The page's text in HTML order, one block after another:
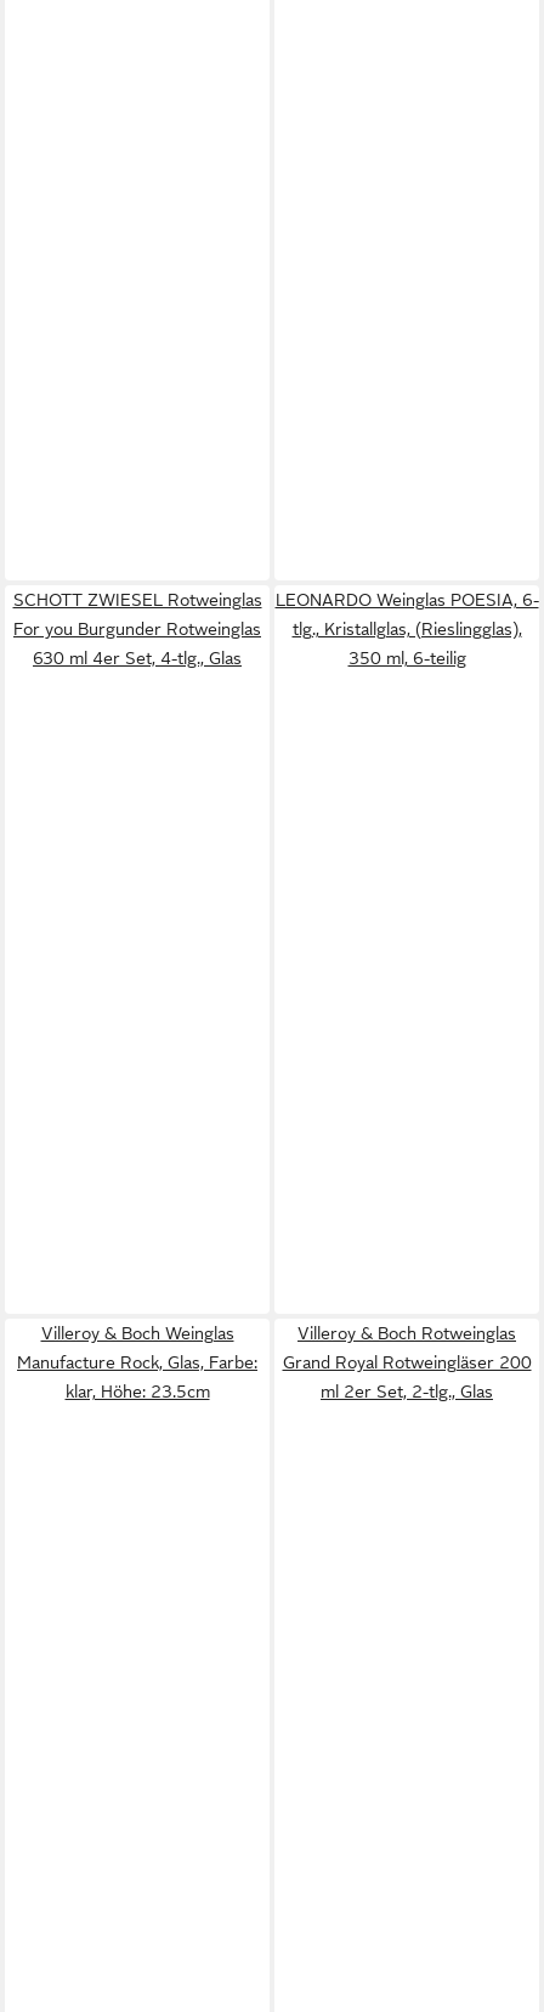
SCHOTT ZWIESEL Rotweinglas
For you Burgunder Rotweinglas
630 ml 4er Set, 4-tlg., Glas
LEONARDO Weinglas POESIA, 6-
tlg., Kristallglas, (Rieslingglas),
350 ml, 6-teilig
Villeroy & Boch Weinglas
Manufacture Rock, Glas, Farbe:
klar, Höhe: 23.5cm
Villeroy & Boch Rotweinglas
Grand Royal Rotweingläser 200
ml 2er Set, 2-tlg., Glas